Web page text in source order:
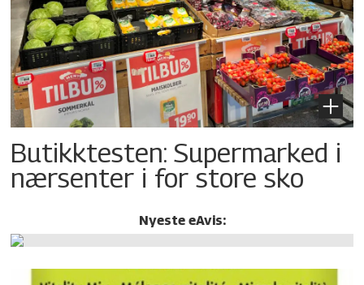
Butikktesten: Supermarked i
nærsenter i for store sko
Nyeste eAvis: